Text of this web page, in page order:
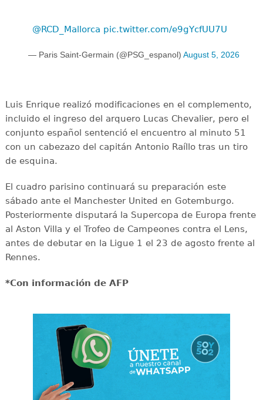
@RCD_Mallorca pic.twitter.com/e9gYcfUU7U
— Paris Saint-Germain (@PSG_espanol) August 5, 2026
Luis Enrique realizó modificaciones en el complemento,
incluido el ingreso del arquero Lucas Chevalier, pero el
conjunto español sentenció el encuentro al minuto 51
con un cabezazo del capitán Antonio Raíllo tras un tiro
de esquina.
El cuadro parisino continuará su preparación este
sábado ante el Manchester United en Gotemburgo.
Posteriormente disputará la Supercopa de Europa frente
al Aston Villa y el Trofeo de Campeones contra el Lens,
antes de debutar en la Ligue 1 el 23 de agosto frente al
Rennes.
*Con información de AFP